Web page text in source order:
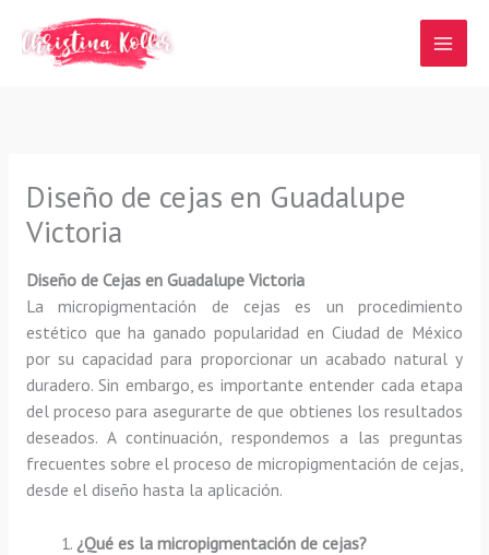
contenido
Diseño de cejas en Guadalupe
Victoria
Diseño de Cejas en Guadalupe Victoria
La micropigmentación de cejas es un procedimiento
estético que ha ganado popularidad en Ciudad de México
por su capacidad para proporcionar un acabado natural y
duradero. Sin embargo, es importante entender cada etapa
del proceso para asegurarte de que obtienes los resultados
deseados. A continuación, respondemos a las preguntas
frecuentes sobre el proceso de micropigmentación de cejas,
desde el diseño hasta la aplicación.
¿Qué es la micropigmentación de cejas?